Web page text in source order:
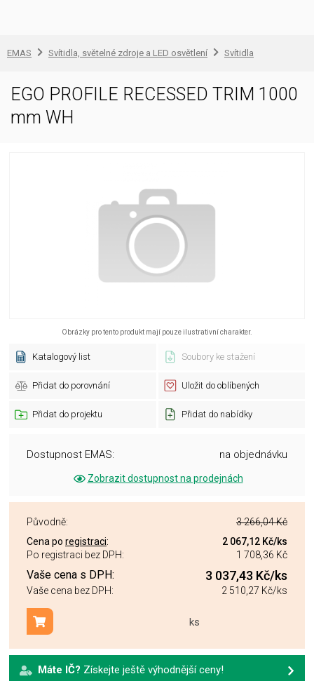
EMAS Svítidla, světelné zdroje a LED osvětlení Svítidla
EGO PROFILE RECESSED TRIM 1000
mm WH
Obrázky pro tento produkt mají pouze ilustrativní charakter.
Katalogový list Soubory ke stažení
Přidat do porovnání Uložit do oblíbených
Přidat do projektu Přidat do nabídky
Dostupnost EMAS: na objednávku
Zobrazit dostupnost na prodejnách
Původně:
3 266,04 Kč
Cena po registraci: 2 067,12 Kč/ks
Po registraci bez DPH:
1 708,36 Kč
Vaše cena s DPH: 3 037,43 Kč/ks
Vaše cena bez DPH: 2 510,27 Kč/ks
ks
Přidat do košíku
Máte IČ? Získejte ještě výhodnější ceny!